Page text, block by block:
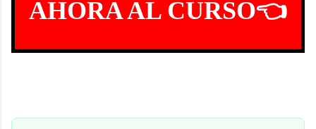
AHORA AL CURSO👈